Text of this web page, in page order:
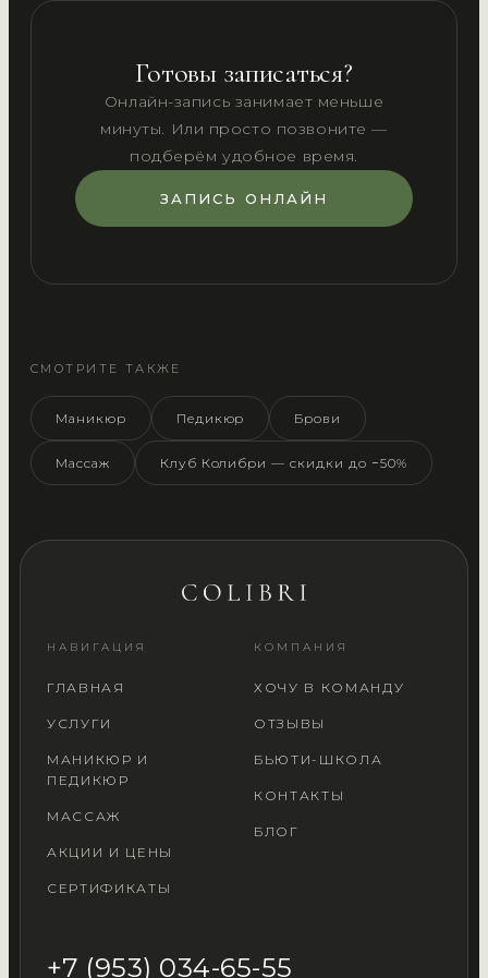
Готовы записаться?
Онлайн-запись занимает меньше
минуты. Или просто позвоните —
подберём удобное время.
ЗАПИСЬ ОНЛАЙН
СМОТРИТЕ ТАКЖЕ
Маникюр Педикюр Брови
Массаж Клуб Колибри — скидки до −50%
НАВИГАЦИЯ
ГЛАВНАЯ
УСЛУГИ
МАНИКЮР И
ПЕДИКЮР
МАССАЖ
АКЦИИ И ЦЕНЫ
СЕРТИФИКАТЫ
КОМПАНИЯ
ХОЧУ В КОМАНДУ
ОТЗЫВЫ
БЬЮТИ-ШКОЛА
КОНТАКТЫ
БЛОГ
+7 (953) 034-65-55